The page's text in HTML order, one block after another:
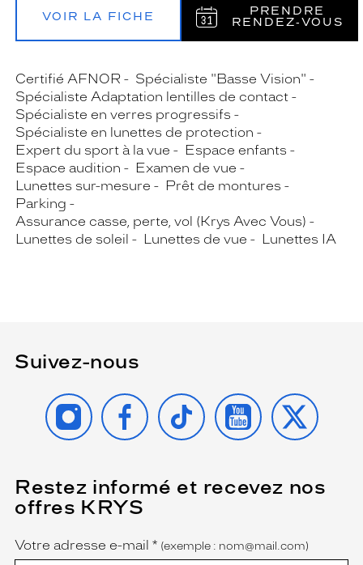
VOIR LA FICHE
PRENDRE
RENDEZ‑VOUS
Certifié AFNOR
Spécialiste "Basse Vision"
Spécialiste Adaptation lentilles de contact
Spécialiste en verres progressifs
Spécialiste en lunettes de protection
Expert du sport à la vue
Espace enfants
Espace audition
Examen de vue
Lunettes sur-mesure
Prêt de montures
Parking
Assurance casse, perte, vol (Krys Avec Vous)
Lunettes de soleil
Lunettes de vue Lunettes IA
Suivez-nous
INSTAGRAMFACEBOOK
TIKTOK YOUTUBE
X
Restez informé et recevez nos
offres KRYS
Name
Votre adresse e-mail *
(Ce
champ
est
obligatoire)
(exemple : nom@mail.com)